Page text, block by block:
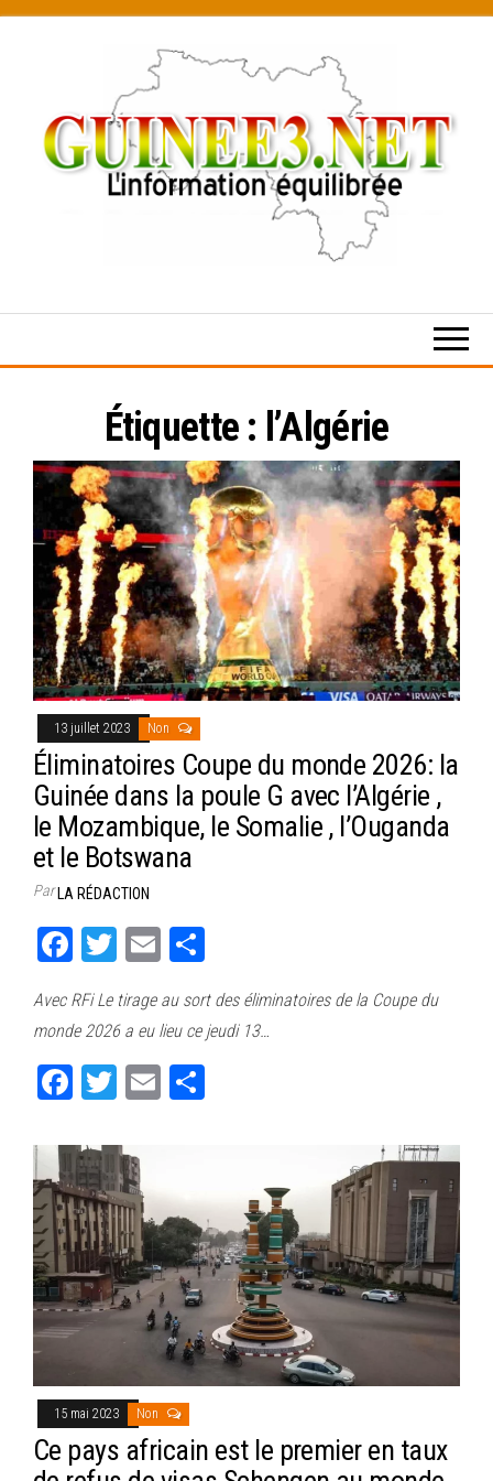
content
Étiquette : l’Algérie
13 juillet 2023 Non
Éliminatoires Coupe du monde 2026: la
Guinée dans la poule G avec l’Algérie ,
le Mozambique, le Somalie , l’Ouganda
et le Botswana
ParLA RÉDACTION
Fa
bo
ok
T
tt
er
E
ail ag
er
Avec RFi Le tirage au sort des éliminatoires de la Coupe du
monde 2026 a eu lieu ce jeudi 13…
Fa
bo
ok
T
tt
er
E
15 mai 2023 Non
Ce pays africain est le premier en taux